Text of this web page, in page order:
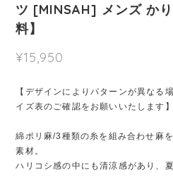
ツ [MINSAH] メンズ か
料】
¥15,950
【デザインによりパターンが異なる
イズ表のご確認をお願いいたします】
綿ポリ麻/3種類の糸を組み合わせ麻
素材。
ハリコシ感の中にも清涼感があり、